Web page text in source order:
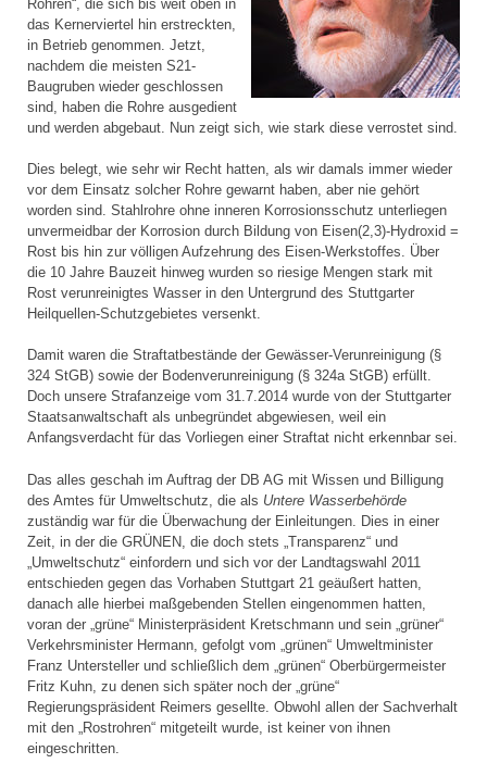
Rohren“, die sich bis weit oben in
das Kernerviertel hin erstreckten,
in Betrieb genommen. Jetzt,
nachdem die meisten S21-
Baugruben wieder geschlossen
sind, haben die Rohre ausgedient
und werden abgebaut. Nun zeigt sich, wie stark diese verrostet sind.
Dies belegt, wie sehr wir Recht hatten, als wir damals immer wieder
vor dem Einsatz solcher Rohre gewarnt haben, aber nie gehört
worden sind. Stahlrohre ohne inneren Korrosionsschutz unterliegen
unvermeidbar der Korrosion durch Bildung von Eisen(2,3)-Hydroxid =
Rost bis hin zur völligen Aufzehrung des Eisen-Werkstoffes. Über
die 10 Jahre Bauzeit hinweg wurden so riesige Mengen stark mit
Rost verunreinigtes Wasser in den Untergrund des Stuttgarter
Heilquellen-Schutzgebietes versenkt.
Damit waren die Straftatbestände der Gewässer-Verunreinigung (§
324 StGB) sowie der Bodenverunreinigung (§ 324a StGB) erfüllt.
Doch unsere Strafanzeige vom 31.7.2014 wurde von der Stuttgarter
Staatsanwaltschaft als unbegründet abgewiesen, weil ein
Anfangsverdacht für das Vorliegen einer Straftat nicht erkennbar sei.
Das alles geschah im Auftrag der DB AG mit Wissen und Billigung
des Amtes für Umweltschutz, die als Untere Wasserbehörde
zuständig war für die Überwachung der Einleitungen. Dies in einer
Zeit, in der die GRÜNEN, die doch stets „Transparenz“ und
„Umweltschutz“ einfordern und sich vor der Landtagswahl 2011
entschieden gegen das Vorhaben Stuttgart 21 geäußert hatten,
danach alle hierbei maßgebenden Stellen eingenommen hatten,
voran der „grüne“ Ministerpräsident Kretschmann und sein „grüner“
Verkehrsminister Hermann, gefolgt vom „grünen“ Umweltminister
Franz Untersteller und schließlich dem „grünen“ Oberbürgermeister
Fritz Kuhn, zu denen sich später noch der „grüne“
Regierungspräsident Reimers gesellte. Obwohl allen der Sachverhalt
mit den „Rostrohren“ mitgeteilt wurde, ist keiner von ihnen
eingeschritten.